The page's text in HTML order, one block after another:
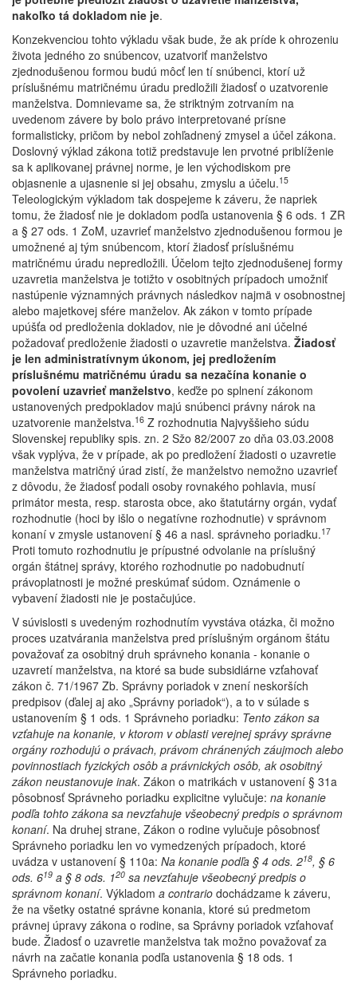
nakoľko tá dokladom nie je.
Konzekvenciou tohto výkladu však bude, že ak príde k ohrozeniu
života jedného zo snúbencov, uzatvoriť manželstvo
zjednodušenou formou budú môcť len tí snúbenci, ktorí už
príslušnému matričnému úradu predložili žiadosť o uzatvorenie
manželstva. Domnievame sa, že striktným zotrvaním na
uvedenom závere by bolo právo interpretované prísne
formalisticky, pričom by nebol zohľadnený zmysel a účel zákona.
Doslovný výklad zákona totiž predstavuje len prvotné priblíženie
sa k aplikovanej právnej norme, je len východiskom pre
objasnenie a ujasnenie si jej obsahu, zmyslu a účelu.15
Teleologickým výkladom tak dospejeme k záveru, že napriek
tomu, že žiadosť nie je dokladom podľa ustanovenia § 6 ods. 1 ZR
a § 27 ods. 1 ZoM, uzavrieť manželstvo zjednodušenou formou je
umožnené aj tým snúbencom, ktorí žiadosť príslušnému
matričnému úradu nepredložili. Účelom tejto zjednodušenej formy
uzavretia manželstva je totižto v osobitných prípadoch umožniť
nastúpenie významných právnych následkov najmä v osobnostnej
alebo majetkovej sfére manželov. Ak zákon v tomto prípade
upúšťa od predloženia dokladov, nie je dôvodné ani účelné
požadovať predloženie žiadosti o uzavretie manželstva. Žiadosť
je len administratívnym úkonom, jej predložením
príslušnému matričnému úradu sa nezačína konanie o
povolení uzavrieť manželstvo, keďže po splnení zákonom
ustanovených predpokladov majú snúbenci právny nárok na
uzatvorenie manželstva.16 Z rozhodnutia Najvyššieho súdu
Slovenskej republiky spis. zn. 2 Sžo 82/2007 zo dňa 03.03.2008
však vyplýva, že v prípade, ak po predložení žiadosti o uzavretie
manželstva matričný úrad zistí, že manželstvo nemožno uzavrieť
z dôvodu, že žiadosť podali osoby rovnakého pohlavia, musí
primátor mesta, resp. starosta obce, ako štatutárny orgán, vydať
rozhodnutie (hoci by išlo o negatívne rozhodnutie) v správnom
konaní v zmysle ustanovení § 46 a nasl. správneho poriadku.17
Proti tomuto rozhodnutiu je prípustné odvolanie na príslušný
orgán štátnej správy, ktorého rozhodnutie po nadobudnutí
právoplatnosti je možné preskúmať súdom. Oznámenie o
vybavení žiadosti nie je postačujúce.
V súvislosti s uvedeným rozhodnutím vyvstáva otázka, či možno
proces uzatvárania manželstva pred príslušným orgánom štátu
považovať za osobitný druh správneho konania - konanie o
uzavretí manželstva, na ktoré sa bude subsidiárne vzťahovať
zákon č. 71/1967 Zb. Správny poriadok v znení neskorších
predpisov (ďalej aj ako „Správny poriadok“), a to v súlade s
ustanovením § 1 ods. 1 Správneho poriadku: Tento zákon sa
vzťahuje na konanie, v ktorom v oblasti verejnej správy správne
orgány rozhodujú o právach, právom chránených záujmoch alebo
povinnostiach fyzických osôb a právnických osôb, ak osobitný
zákon neustanovuje inak. Zákon o matrikách v ustanovení § 31a
pôsobnosť Správneho poriadku explicitne vylučuje: na konanie
podľa tohto zákona sa nevzťahuje všeobecný predpis o správnom
konaní. Na druhej strane, Zákon o rodine vylučuje pôsobnosť
Správneho poriadku len vo vymedzených prípadoch, ktoré
uvádza v ustanovení § 110a: Na konanie podľa § 4 ods. 218, § 6
ods. 619 a § 8 ods. 120 sa nevzťahuje všeobecný predpis o
správnom konaní. Výkladom a contrario dochádzame k záveru,
že na všetky ostatné správne konania, ktoré sú predmetom
právnej úpravy zákona o rodine, sa Správny poriadok vzťahovať
bude. Žiadosť o uzavretie manželstva tak možno považovať za
návrh na začatie konania podľa ustanovenia § 18 ods. 1
Správneho poriadku.